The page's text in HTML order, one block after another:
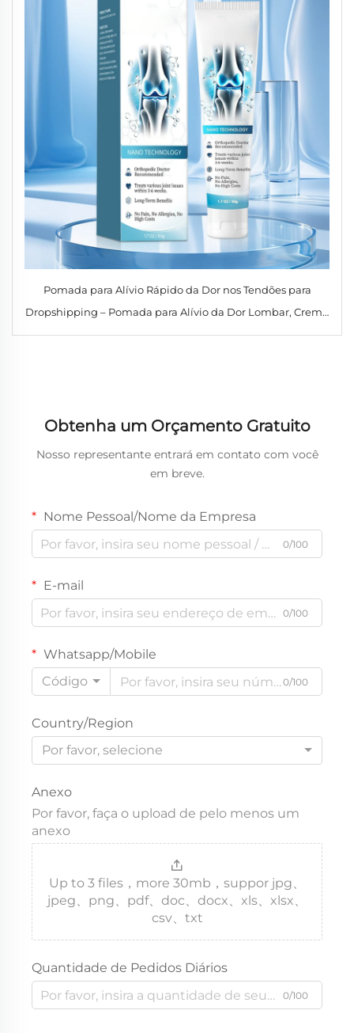
Pomada para Alívio Rápido da Dor nos Tendões para
Dropshipping – Pomada para Alívio da Dor Lombar, Creme
Soothing para Alívio da Dor Articular em Casos de Artrite
Obtenha um Orçamento Gratuito
Nosso representante entrará em contato com você
em breve.
Nome Pessoal/Nome da Empresa
0/100
E-mail
0/100
Whatsapp/Mobile
Código
0/100
Country/Region
Por favor, selecione
Anexo
Por favor, faça o upload de pelo menos um
anexo
Up to 3 files，more 30mb，suppor jpg、
jpeg、png、pdf、doc、docx、xls、xlsx、
csv、txt
Quantidade de Pedidos Diários
0/100